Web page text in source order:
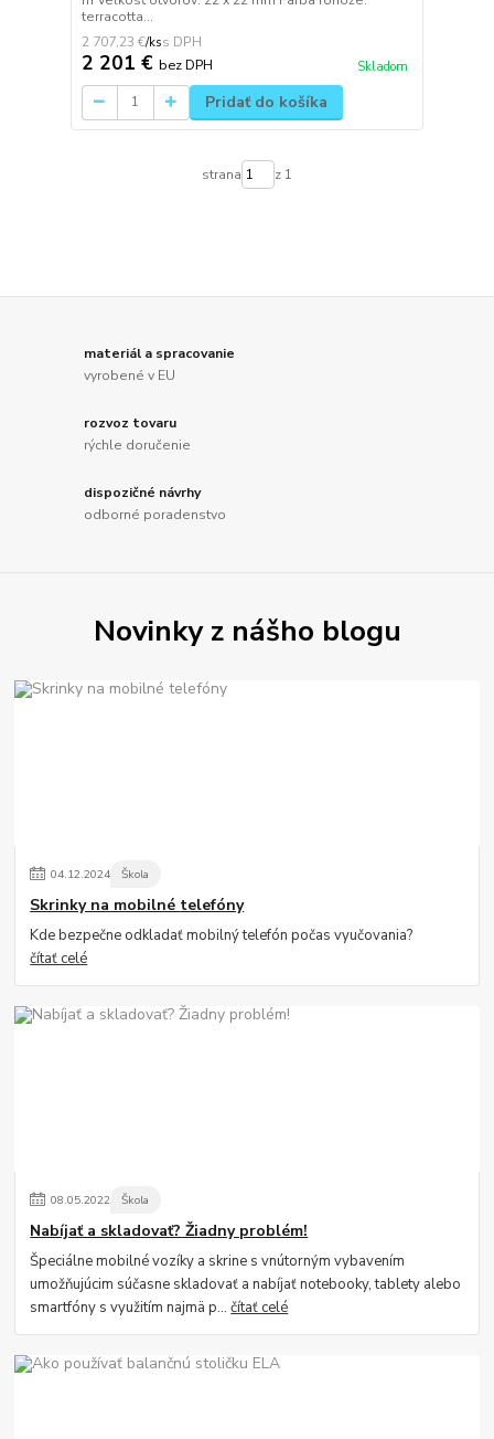
terracotta...
2 707,23 €/ks
2 201 € bez DPH Skladom
Pridať do košíka
strana z 1
materiál a spracovanie
vyrobené v EU
rozvoz tovaru
rýchle doručenie
dispozičné návrhy
odborné poradenstvo
Novinky z nášho blogu
04.12.2024 Škola
Skrinky na mobilné telefóny
Kde bezpečne odkladať mobilný telefón počas vyučovania?
čítať celé
08.05.2022 Škola
Nabíjať a skladovať? Žiadny problém!
Špeciálne mobilné vozíky a skrine s vnútorným vybavením
umožňujúcim súčasne skladovať a nabíjať notebooky, tablety alebo
smartfóny s využitím najmä p...čítať celé